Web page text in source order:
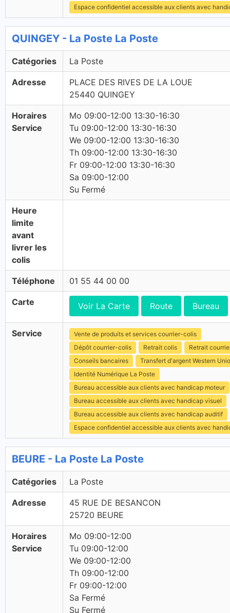
Espace confidentiel accessible aux clients avec
QUINGEY - La Poste La Poste
Catégories La Poste
Adresse
PLACE DES RIVES DE LA LOUE
25440 QUINGEY
Horaires
Service
Mo 09:00-12:00 13:30-16:30
Tu 09:00-12:00 13:30-16:30
We 09:00-12:00 13:30-16:30
Th 09:00-12:00 13:30-16:30
Fr 09:00-12:00 13:30-16:30
Sa 09:00-12:00
Su Fermé
Heure
limite
avant
livrer les
colis
Téléphone 01 55 44 00 00
Carte Voir La Carte Route Bureau
Service
Vente de produits et services courrier-colis
Dépôt courrier-colis
Retrait colis
Retrait
Conseils bancaires
Transfert d'argent Western
Identité Numérique La Poste
Bureau accessible aux clients avec handicap moteur
Bureau accessible aux clients avec handicap visuel
Bureau accessible aux clients avec handicap auditif
Espace confidentiel accessible aux clients avec
BEURE - La Poste La Poste
Catégories La Poste
Adresse
45 RUE DE BESANCON
25720 BEURE
Horaires
Service
Mo 09:00-12:00
Tu 09:00-12:00
We 09:00-12:00
Th 09:00-12:00
Fr 09:00-12:00
Sa Fermé
Su Fermé